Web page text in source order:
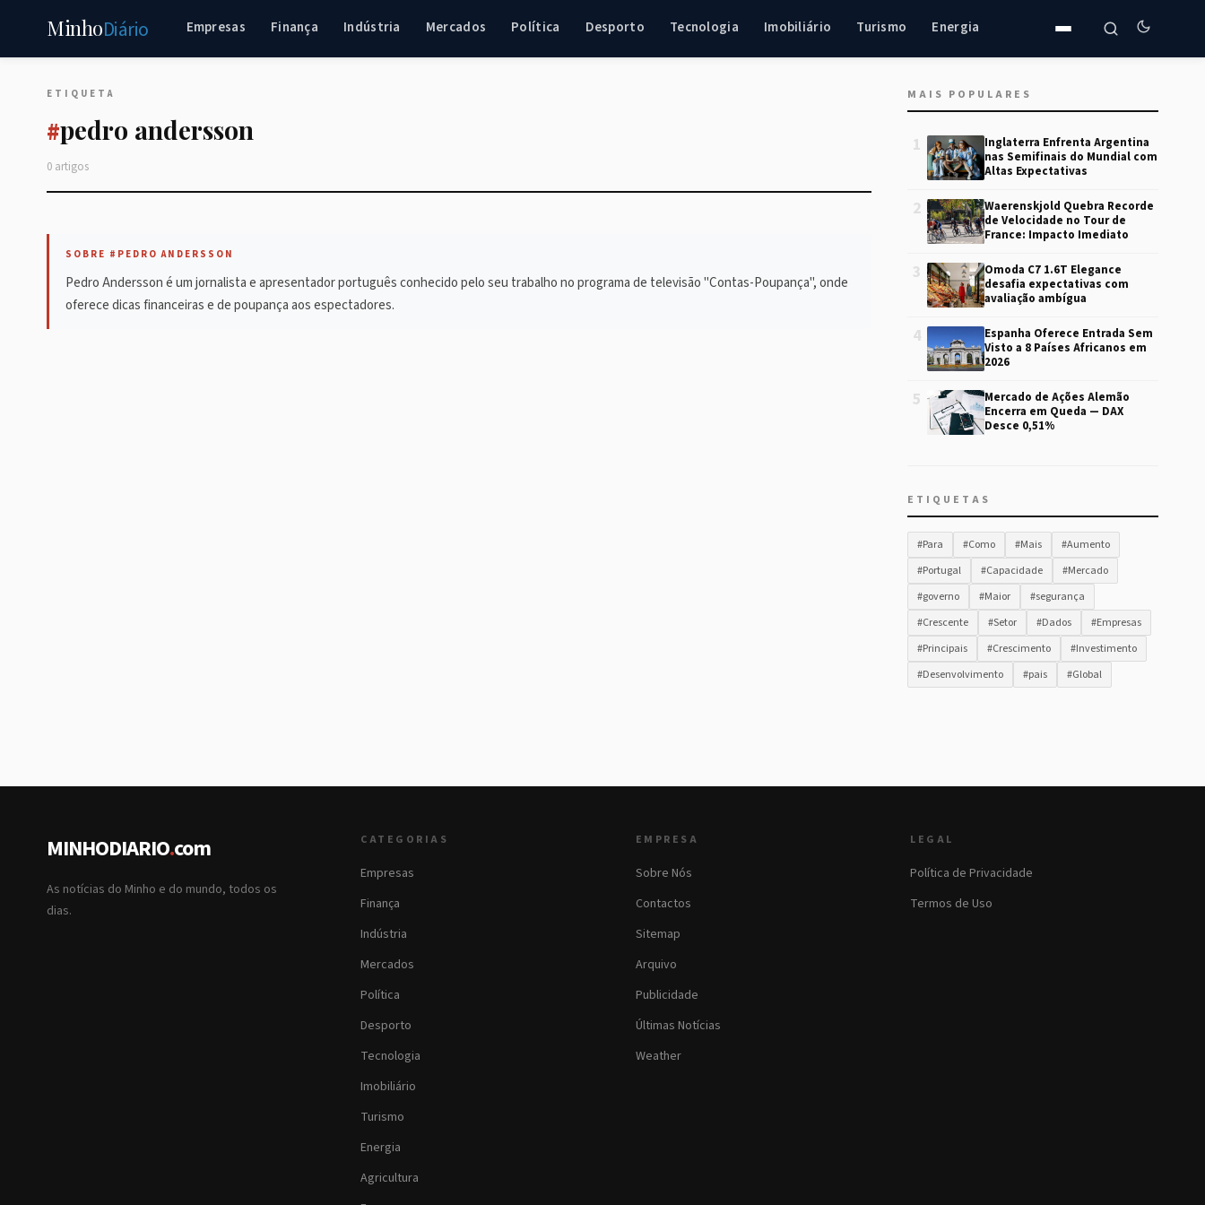
MinhoDiário Empresas Finança Indústria Mercados Política Desporto Tecnologia Imobiliário Turismo Energia
ETIQUETA
#pedro andersson
0 artigos
SOBRE #PEDRO ANDERSSON
Pedro Andersson é um jornalista e apresentador português conhecido pelo seu trabalho no programa de televisão "Contas-Poupança", onde
oferece dicas financeiras e de poupança aos espectadores.
MAIS POPULARES
1
Inglaterra Enfrenta Argentina
nas Semifinais do Mundial com
Altas Expectativas
2
Waerenskjold Quebra Recorde
de Velocidade no Tour de
France: Impacto Imediato
3
Omoda C7 1.6T Elegance
desafia expectativas com
avaliação ambígua
4
Espanha Oferece Entrada Sem
Visto a 8 Países Africanos em
2026
5
Mercado de Ações Alemão
Encerra em Queda — DAX
Desce 0,51%
ETIQUETAS
#Para #Como #Mais
#Aumento
#Portugal
#Capacidade
#Mercado
#governo
#Maior
#segurança
#Crescente
#Setor #Dados
#Empresas
#Principais
#Crescimento
#Investimento
#Desenvolvimento
#pais #Global
MINHODIARIO.com
As notícias do Minho e do mundo, todos os
dias.
CATEGORIAS
Empresas
Finança
Indústria
Mercados
Política
Desporto
Tecnologia
Imobiliário
Turismo
Energia
Agricultura
EMPRESA
Sobre Nós
Contactos
Sitemap
Arquivo
Publicidade
Últimas Notícias
Weather
LEGAL
Política de Privacidade
Termos de Uso